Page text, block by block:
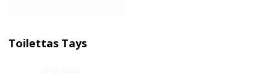
Toilettas Tays